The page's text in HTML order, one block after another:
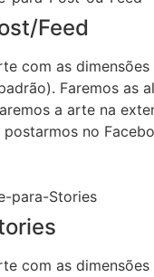
Feed
com as
Faremos as
a arte na
no
com as